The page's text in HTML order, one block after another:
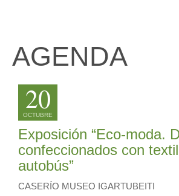
AGENDA
20
OCTUBRE
Exposición “Eco-moda.
confeccionados con
autobús”
CASERÍO MUSEO IGARTUBEITI